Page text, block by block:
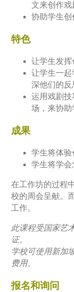
文来创作戏
协助学生创
特色
让学生发
让学生一
深他们的反
运用戏剧技
场，来协
成果
学生将体
学生将学
在工作坊的过程
校的周会呈献。
工作。
此课程受国家艺
证。
学校可使用新加
费用。
报名和询问